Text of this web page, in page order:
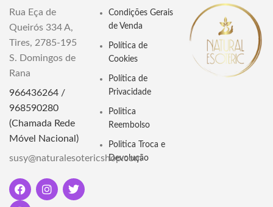
relaxante da erva Alfazema. Uma
escolha natural para bem-estar e
aromaterapia. Encontre Alfazema
de alta qualidade em nossa loja."
planta poderosa para proteção,
neutralização de energias
negativas e defesa espiritual em
rituais e práticas energéticas.
Peso: 10gr
Comigo Ninguém Pode, planta de
Rua Eça de
Queirós 334 A,
Tires, 2785-195
S. Domingos de
Rana
966436264 /
968590280
(Chamada Rede
Móvel Nacional)
susy@naturalesotericshop.com
Condições Gerais
de Venda
Política de
Cookies
Política de
Privacidade
Politica
Reembolso
Politica Troca e
Devolução